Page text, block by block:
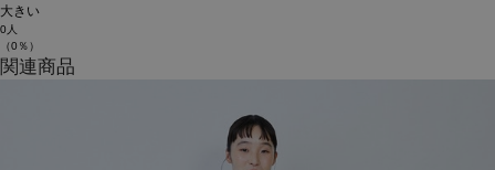
大きい
0人
（0％）
関連商品